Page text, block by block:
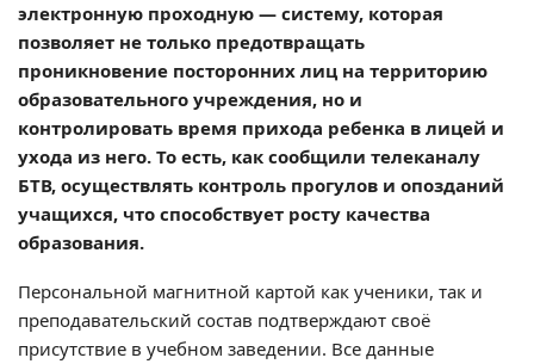
электронную проходную — систему, которая
позволяет не только предотвращать
проникновение посторонних лиц на территорию
образовательного учреждения, но и
контролировать время прихода ребенка в лицей и
ухода из него. То есть, как сообщили телеканалу
БТВ, осуществлять контроль прогулов и опозданий
учащихся, что способствует росту качества
образования.
Персональной магнитной картой как ученики, так и
преподавательский состав подтверждают своё
присутствие в учебном заведении. Все данные